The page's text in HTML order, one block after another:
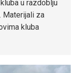
u razdoblju
Materijali za
kluba